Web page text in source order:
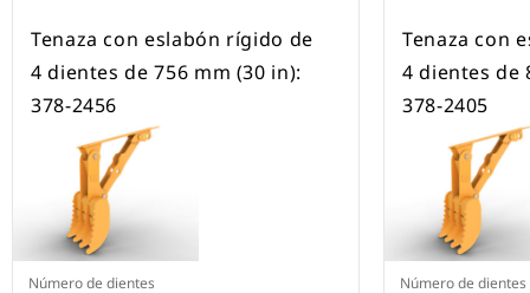
Tenaza con eslabón rígido de
4 dientes de 756 mm (30 in):
378-2456
Número de dientes
Tenaza con
4 dientes de
378-2405
Número de dientes